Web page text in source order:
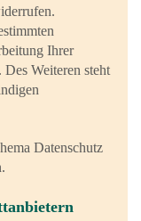
Ihrer
Des Weiteren steht
Datenschutz